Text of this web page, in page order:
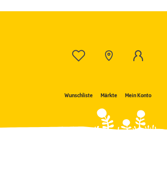
Wunschliste Märkte Mein Konto